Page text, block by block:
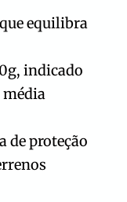
equilibra
indicado
média
de proteção